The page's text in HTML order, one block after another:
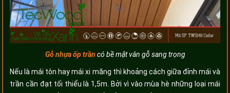
Gỗ nhựa ốp trần có bề mặt vân gỗ sang trọng
Nếu là mái tôn hay mái xi măng thì khoảng cách giữa đỉnh mái và
trần cần đạt tối thiểu là 1,5m. Bởi vì vào mùa hè những loại mái